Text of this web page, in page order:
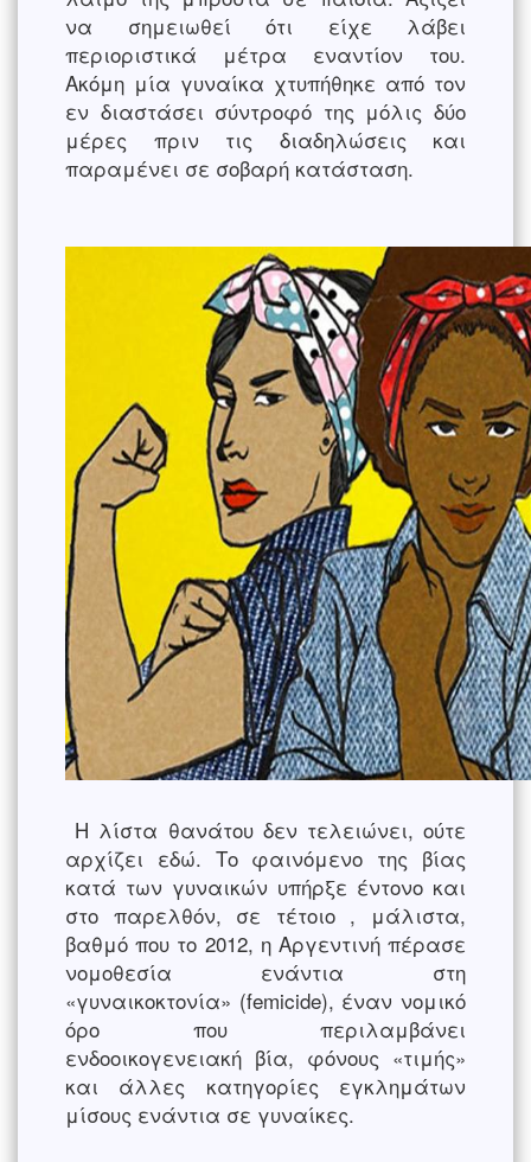
να σημειωθεί ότι είχε λάβει
περιοριστικά μέτρα εναντίον του.
Ακόμη μία γυναίκα χτυπήθηκε από τον
εν διαστάσει σύντροφό της μόλις δύο
μέρες πριν τις διαδηλώσεις και
παραμένει σε σοβαρή κατάσταση.
Η λίστα θανάτου δεν τελειώνει, ούτε
αρχίζει εδώ. Το φαινόμενο της βίας
κατά των γυναικών υπήρξε έντονο και
στο παρελθόν, σε τέτοιο , μάλιστα,
βαθμό που το 2012, η Αργεντινή πέρασε
νομοθεσία ενάντια στη
«γυναικοκτονία» (femicide), έναν νομικό
όρο που περιλαμβάνει
ενδοοικογενειακή βία, φόνους «τιμής»
και άλλες κατηγορίες εγκλημάτων
μίσους ενάντια σε γυναίκες.